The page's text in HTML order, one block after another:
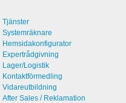
Tjänster
Systemräknare
Hemsidakonfigurator
Expertrådgivning
Lager/Logistik
Kontaktförmedling
Vidareutbildning
After Sales / Reklamation